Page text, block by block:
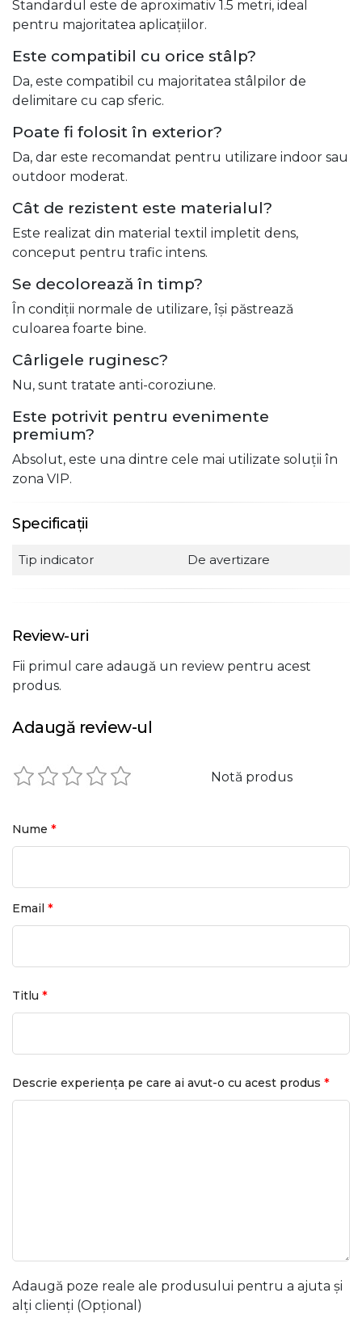
Standardul este de aproximativ 1.5 metri, ideal
pentru majoritatea aplicațiilor.
Este compatibil cu orice stâlp?
Da, este compatibil cu majoritatea stâlpilor de
delimitare cu cap sferic.
Poate fi folosit în exterior?
Da, dar este recomandat pentru utilizare indoor sau
outdoor moderat.
Cât de rezistent este materialul?
Este realizat din material textil impletit dens,
conceput pentru trafic intens.
Se decolorează în timp?
În condiții normale de utilizare, își păstrează
culoarea foarte bine.
Cârligele ruginesc?
Nu, sunt tratate anti-coroziune.
Este potrivit pentru evenimente
premium?
Absolut, este una dintre cele mai utilizate soluții în
zona VIP.
Specificații
Tip indicator De avertizare
Review-uri
Fii primul care adaugă un review pentru acest
produs.
Adaugă review-ul
Notă produs
Nume *
Email *
Titlu *
Descrie experiența pe care ai avut-o cu acest produs *
Adaugă poze reale ale produsului pentru a ajuta și
alți clienți (Opțional)